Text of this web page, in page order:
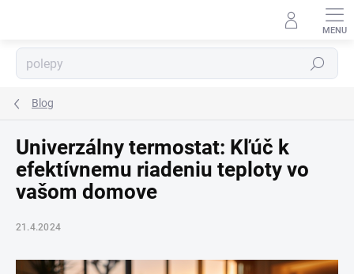
Hľadať
Blog
Univerzálny termostat: Kľúč k
efektívnemu riadeniu teploty vo
vašom domove
21.4.2024
AI asistent · online